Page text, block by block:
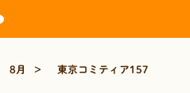
8月 > 東京コミティア157